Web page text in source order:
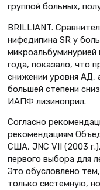
группой больных,
BRILLIANT.
нифедипина SR у
микроальбуминурией
года, показало, что
снижении уровня АД,
большей степени
ИАПФ лизиноприл.
Согласно
рекомендациям
США, JNC VII (2003
первого выбора для
Это обусловлено
только системную,